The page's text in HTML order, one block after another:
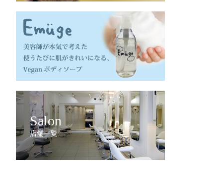
Salon
店舗一覧